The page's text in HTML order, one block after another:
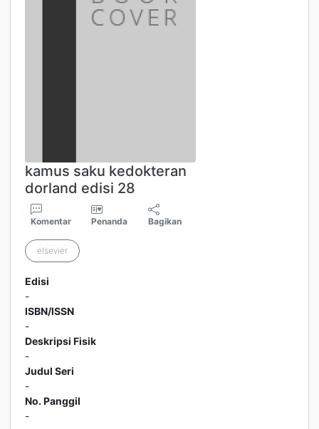
kamus saku kedokteran
dorland edisi 28
Komentar Penanda Bagikan
elsevier
Edisi
-
ISBN/ISSN
-
Deskripsi Fisik
-
Judul Seri
-
No. Panggil
-